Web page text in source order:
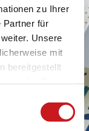
zu Ihrer
Partner für
Unsere
mit
bereitgestellt
wir sind, wie